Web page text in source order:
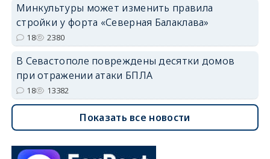
Минкультуры может изменить правила
стройки у форта «Северная Балаклава»
18 2380
В Севастополе повреждены десятки домов
при отражении атаки БПЛА
18 13382
Показать все новости